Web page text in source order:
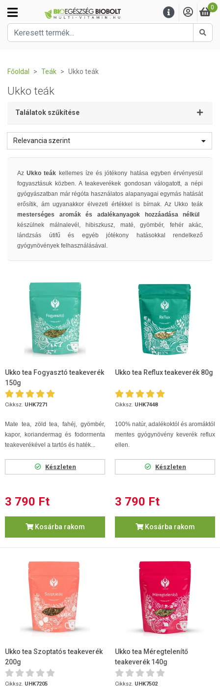
0
Főoldal Teák Ukko teák
Ukko teák
Találatok szűkítése
Relevancia szerint
AzUkko teák kellemes íze és jótékony hatása egyben érvényesül
fogyasztásuk közben. A teakeverékek gondosan válogatott, a népi
gyógyászatban már régóta használatos alapanyagai egymás hatását
erősítik, ám ugyanakkor élvezeti értékkel is bírnak. Az Ukko teák
mesterséges aromák és adalékanyagok hozzáadása nélkül
készülnek málnalevél, hibiszkusz, maté, gyömbér, fehér akác,
lándzsás útifű és egyéb jótékony hatásokkal rendelkező
gyógynövények felhasználásával.
Ukko tea Fogyasztó teakeverék
150g
Cikksz. UHK7271
Mate tea, zöld tea, fahéj, gyömbér,
kapor, koriandermag és fodormenta
teakeverékével a tartós és haték...
Készleten
3 790 Ft
Kosárba rakom
Ukko tea Reflux teakeverék 80g
Cikksz. UHK7448
100% natúr, adalékoktól és aromáktól
mentes gyógynövény keverék reflux
ellen.
Készleten
3 790 Ft
Kosárba rakom
Ukko tea Szoptatós teakeverék
200g
Cikksz. UHK7205
Ukko tea Méregtelenítő
teakeverék 140g
Cikksz. UHK7502